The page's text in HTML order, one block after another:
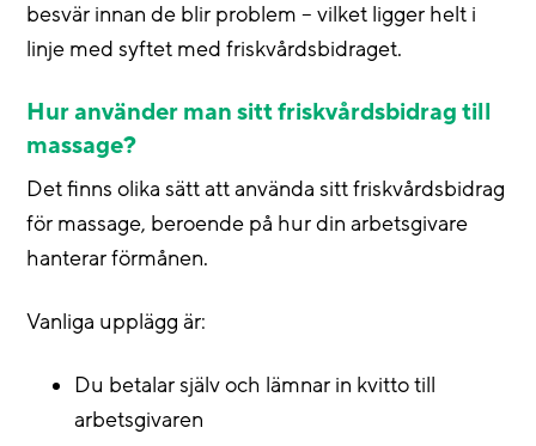
besvär innan de blir problem – vilket ligger helt i
linje med syftet med friskvårdsbidraget.
Hur använder man sitt friskvårdsbidrag till
massage?
Det finns olika sätt att använda sitt friskvårdsbidrag
för massage, beroende på hur din arbetsgivare
hanterar förmånen.
Vanliga upplägg är:
Du betalar själv och lämnar in kvitto till
arbetsgivaren